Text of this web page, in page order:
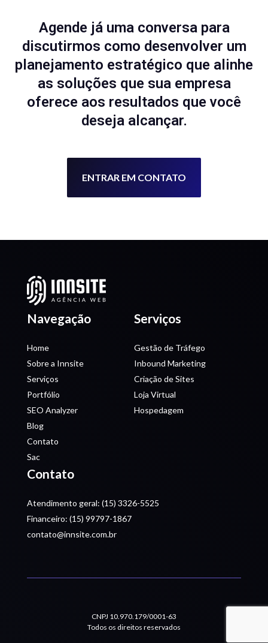
Agende já uma conversa para
discutirmos como desenvolver um
planejamento estratégico que alinhe
as soluções que sua empresa
oferece aos resultados que você
deseja alcançar.
ENTRAR EM CONTATO
Navegação
Home
Sobre a Innsite
Serviços
Portfólio
SEO Analyzer
Blog
Contato
Sac
Serviços
Gestão de Tráfego
Inbound Marketing
Criação de Sites
Loja Virtual
Hospedagem
Contato
Atendimento geral: (15) 3326-5525
Financeiro: (15) 99797-1867
contato@innsite.com.br
Todos os direitos reservados
CNPJ 10.970.179/0001-63